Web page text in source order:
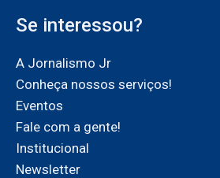
Se interessou?
A Jornalismo Jr
Conheça nossos serviços!
Eventos
Fale com a gente!
Institucional
Newsletter